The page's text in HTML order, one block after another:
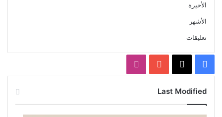
الأخيرة
الأشهر
تعليقات
فيسبوك يوتيوب
Last Modified